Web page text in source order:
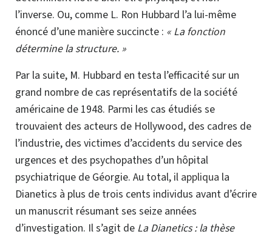
l’inverse. Ou, comme L. Ron Hubbard l’a lui-même
énoncé d’une manière succincte : « La fonction
détermine la structure. »
Par la suite, M. Hubbard en testa l’efficacité sur un
grand nombre de cas représentatifs de la société
américaine de 1948. Parmi les cas étudiés se
trouvaient des acteurs de Hollywood, des cadres de
l’industrie, des victimes d’accidents du service des
urgences et des psychopathes d’un hôpital
psychiatrique de Géorgie. Au total, il appliqua la
Dianetics à plus de trois cents individus avant d’écrire
un manuscrit résumant ses seize années
d’investigation. Il s’agit de La Dianetics : la thèse